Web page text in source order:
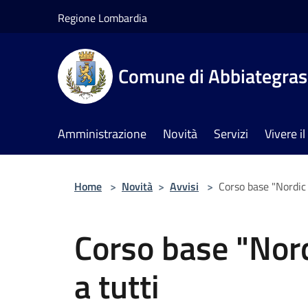
Regione Lombardia
Comune di
Amministrazione Novità Servizi Vivere
Home > Novità > Avvisi > Corso base
Corso base
a tutti